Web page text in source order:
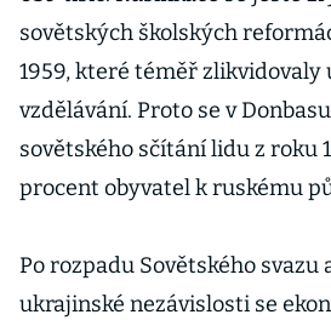
sovětských školských
1959, které téměř zlikvidovaly
vzdělávání. Proto se v
sovětského sčítání lidu z roku
procent obyvatel k ruskému
Po rozpadu Sovětského svazu
ukrajinské nezávislosti se